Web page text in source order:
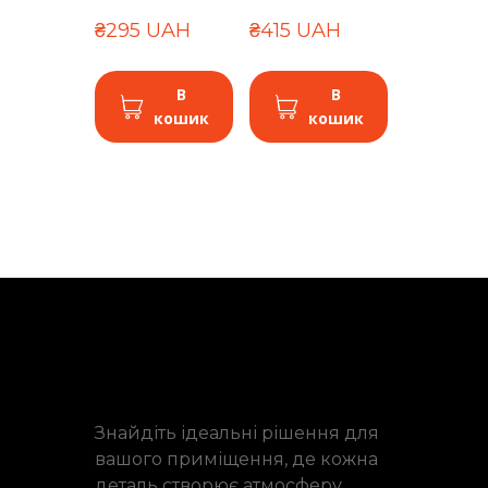
₴295 UAH
В
кошик
₴415 UAH
В
кошик
Знайдіть ідеальні рішення для
вашого приміщення, де кожна